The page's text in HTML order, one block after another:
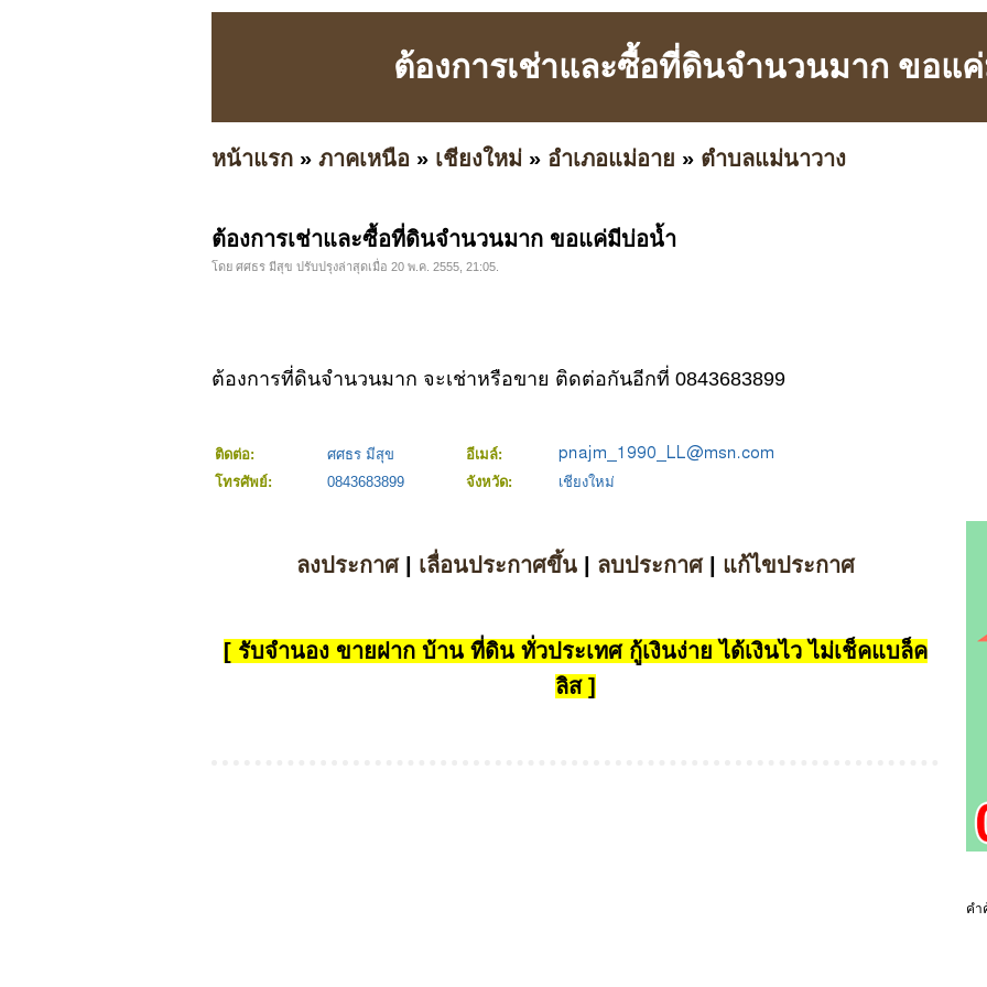
ต้องการเช่าและซื้อที่ดินจำนวนมาก ขอแ
หน้าแรก » ภาคเหนือ » เชียงใหม่ » อำเภอแม่อาย » ตำบลแม่นาวาง
ต้องการเช่าและซื้อที่ดินจำนวนมาก ขอแค่มีบ่อน้ำ
โดย ศศธร มีสุข ปรับปรุงล่าสุดเมื่อ 20 พ.ค. 2555, 21:05.
ต้องการที่ดินจำนวนมาก จะเช่าหรือขาย ติดต่อกันอีกที่ 0843683899
ติดต่อ: ศศธร มีสุข
อีเมล์:
โทรศัพย์:
0843683899 จังหวัด: เชียงใหม่
ลงประกาศ| เลื่อนประกาศขึ้น| ลบประกาศ| แก้ไขประกาศ
[ รับจำนอง ขายฝาก บ้าน ที่ดิน ทั่วประเทศ กู้เงินง่าย ได้เงินไว ไม่เช็คแบล็ค
ลิส ]
คำ